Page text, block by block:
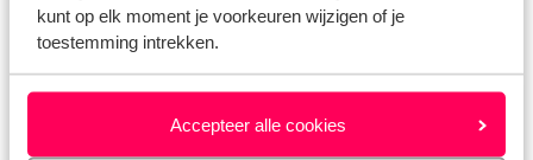
kunt op elk moment je voorkeuren wijzigen of je
toestemming intrekken.
Accepteer alle cookies
Heb jij jouw antwoord niet gevonden?
Whatsapp ons!